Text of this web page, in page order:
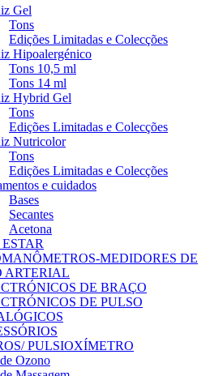
Gel
Tons
Edições Limitadas e Colecções
Hipoalergénico
Tons 10,5 ml
Tons 14 ml
Hybrid Gel
Tons
Edições Limitadas e Colecções
Nutricolor
Tons
Edições Limitadas e Colecções
e cuidados
Bases
Secantes
Acetona
MEDIDORES DE
ARTERIAL
DE BRAÇO
DE PULSO
PULSIOXÍMETRO
Ozono